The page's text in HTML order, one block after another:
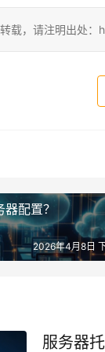
转载，请注明出
配置？
2026年4月8日
服务器